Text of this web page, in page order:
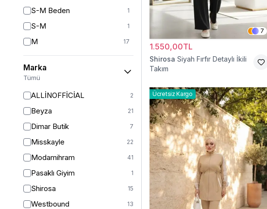
S-M Beden 1
S-M 1
M 17
L 15
L/XL 8
Marka
Tümü
ALLİNOFFİCİAL 2
Beyza 21
Dimar Butik 7
Misskayle 22
Modamihram 41
Pasaklı Giyim 1
Shirosa 15
Westbound 13
7
1.550,00TL
Shirosa Siyah Fırfır Detaylı İkili
Takım
Ücretsiz Kargo